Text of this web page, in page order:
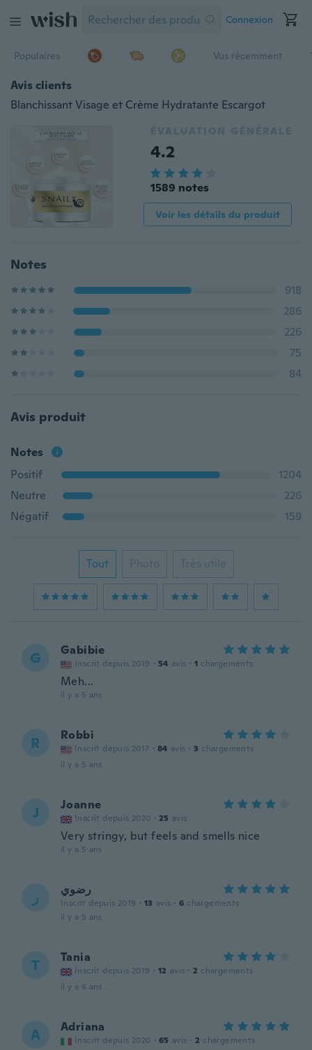
Connexion
Populaires Vus récemment
Avis clients
Blanchissant Visage et Crème Hydratante Escargot
ÉVALUATION GÉNÉRALE
4.2
1589 notes
Voir les détails du produit
Notes
918
286
226
75
84
Avis produit
Notes
Positif
1204
Neutre
226
Négatif
159
Tout Photo Très utile
G Gabibie
Inscrit depuis 2019 · 54 avis · 1 chargements
Meh...
il y a 5 ans
R Robbi
Inscrit depuis 2017 · 84 avis · 3 chargements
il y a 5 ans
J Joanne
Inscrit depuis 2020 · 25 avis
Very stringy, but feels and smells nice
il y a 5 ans
ر رضوي
Inscrit depuis 2019 · 13 avis · 6 chargements
il y a 5 ans
T Tania
Inscrit depuis 2019 · 12 avis · 2 chargements
il y a 6 ans
A Adriana
Inscrit depuis 2020 · 65 avis · 2 chargements